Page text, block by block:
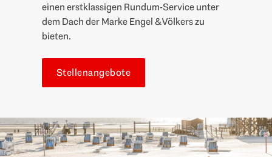
einen erstklassigen Rundum-Service unter
dem Dach der Marke Engel & Völkers zu
bieten.
Stellenangebote